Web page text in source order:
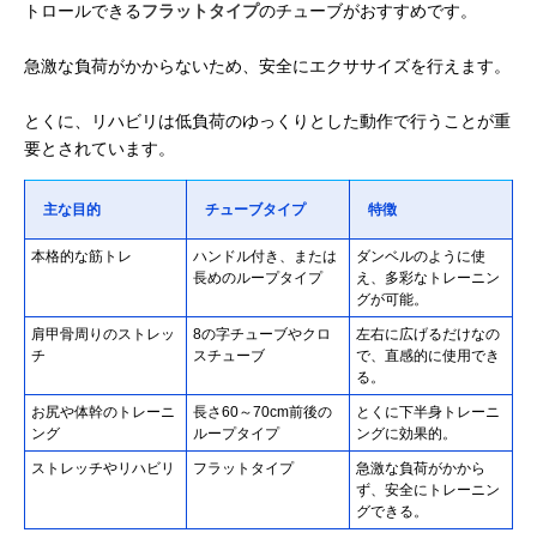
トロールできるフラットタイプのチューブがおすすめです。
急激な負荷がかからないため、安全にエクササイズを行えます。
とくに、リハビリは低負荷のゆっくりとした動作で行うことが重
要とされています。
主な目的 チューブタイプ 特徴
本格的な筋トレ
ハンドル付き、または
長めのループタイプ
ダンベルのように使
え、多彩なトレーニン
グが可能。
肩甲骨周りのストレッ
チ
8の字チューブやクロ
スチューブ
左右に広げるだけなの
で、直感的に使用でき
る。
お尻や体幹のトレーニ
ング
長さ60～70cm前後の
ループタイプ
とくに下半身トレーニ
ングに効果的。
ストレッチやリハビリ フラットタイプ
急激な負荷がかから
ず、安全にトレーニン
グできる。